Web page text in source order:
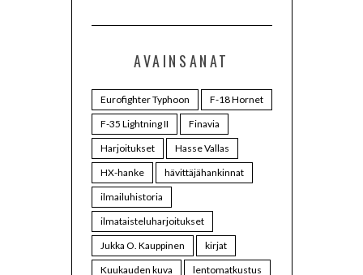
AVAINSANAT
Eurofighter Typhoon
F-18 Hornet
F-35 Lightning II
Finavia
Harjoitukset
Hasse Vallas
HX-hanke
hävittäjähankinnat
ilmailuhistoria
ilmataisteluharjoitukset
Jukka O. Kauppinen
kirjat
Kuukauden kuva
lentomatkustus